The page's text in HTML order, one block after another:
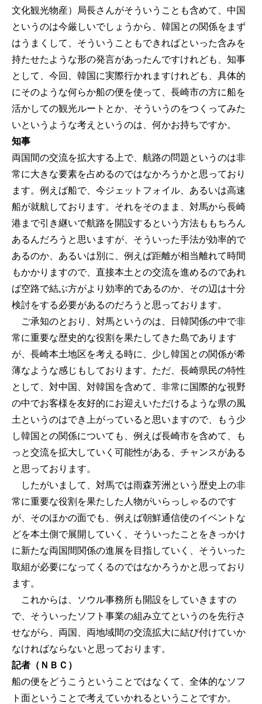
文化観光物産）局長さんがそういうことも含めて、中国
というのは今厳しいでしょうから、韓国との関係をまず
はうまくして、そういうこともできればといった含みを
持たせたような形の発言があったんですけれども、知事
として、今回、韓国に実際行かれますけれども、具体的
にそのような何らか船の便を使って、長崎市の方に船を
活かしての観光ルートとか、そういうのをつくってみた
いというような考えというのは、何かお持ちですか。
知事
両国間の交流を拡大する上で、航路の問題というのは非
常に大きな要素を占めるのではなかろうかと思っており
ます。例えば船で、今ジェットフォイル、あるいは高速
船が就航しております。それをそのまま、対馬から長崎
港まで引き継いで航路を開設するという方法ももちろん
あるんだろうと思いますが、そういった手法が効率的で
あるのか、あるいは別に、例えば距離が相当離れて時間
もかかりますので、直接本土との交流を進めるのであれ
ば空路で結ぶ方がより効率的であるのか、その辺は十分
検討をする必要があるのだろうと思っております。
ご承知のとおり、対馬というのは、日韓関係の中で非
常に重要な歴史的な役割を果たしてきた島であります
が、長崎本土地区を考える時に、少し韓国との関係が希
薄なような感じもしております。ただ、長崎県民の特性
として、対中国、対韓国を含めて、非常に国際的な視野
の中でお客様を友好的にお迎えいただけるような県の風
土というのはでき上がっていると思いますので、もう少
し韓国との関係についても、例えば長崎市を含めて、も
っと交流を拡大していく可能性がある、チャンスがある
と思っております。
したがいまして、対馬では雨森芳洲という歴史上の非
常に重要な役割を果たした人物がいらっしゃるのです
が、そのほかの面でも、例えば朝鮮通信使のイベントな
どを本土側で展開していく、そういったことをきっかけ
に新たな両国間関係の進展を目指していく、そういった
取組が必要になってくるのではなかろうかと思っており
ます。
これからは、ソウル事務所も開設をしていきますの
で、そういったソフト事業の組み立てというのを先行さ
せながら、両国、両地域間の交流拡大に結び付けていか
なければならないと思っております。
記者（ＮＢＣ）
船の便をどうこうということではなくて、全体的なソフ
ト面ということで考えていかれるということですか。